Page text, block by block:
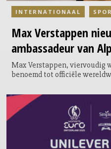
Max Verstappen
ambassadeur van
Max Verstappen, viervoudig
benoemd tot officiële
van 2025 zal Verstappen de
vertegenwoordigen, terwijl
de kalender.
INTERNATIONAAL